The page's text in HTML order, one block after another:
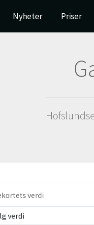
Nyheter Priser
verdi